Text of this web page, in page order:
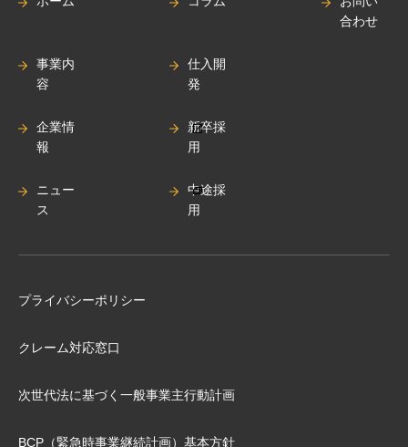
事業内
容
企業情
報
ニュー
ス
仕入開
発
新卒採
用
中途採
用
合わせ
プライバシーポリシー
クレーム対応窓口
次世代法に基づく⼀般事業主⾏動計画
BCP（緊急時事業継続計画）基本⽅針